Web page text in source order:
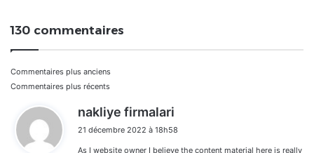
130 commentaires
Navigation
dans
les
Commentaires plus anciens
Commentaires plus récents
nakliye firmalari
t
21 décembre 2022 à 18h58
As I website owner I believe the content material here is really